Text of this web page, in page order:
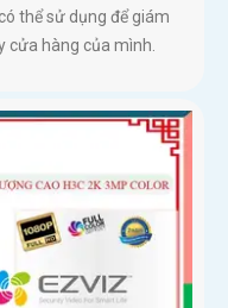
thể sử dụng để giám
cửa hàng của mình.